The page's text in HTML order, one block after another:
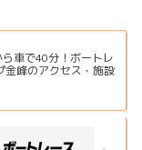
車で40分！ボートレ
金峰のアクセス・施設